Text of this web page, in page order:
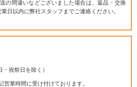
の間違いなどございました場合は、返品・交換
日以内に弊社スタッフまでご連絡ください。
祝祭日を除く）
営業時間に受け付けております。